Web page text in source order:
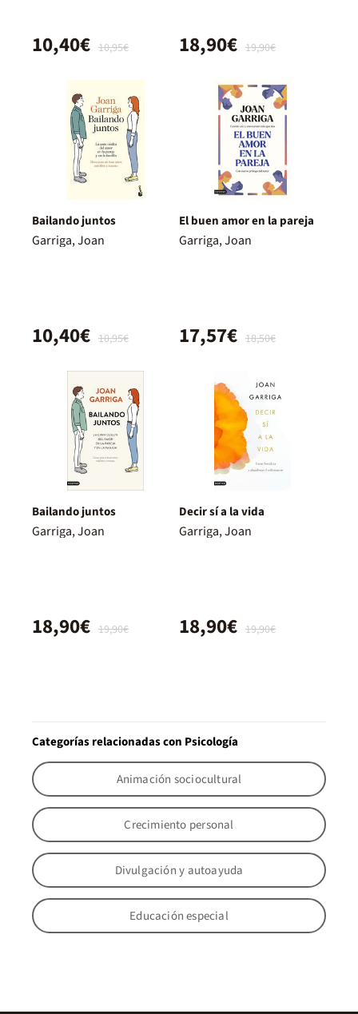
10,95€
10,40€ 19,90€
18,90€
Bailando juntos
Garriga, Joan
10,95€
10,40€
El buen amor en la pareja
Garriga, Joan
18,50€
17,57€
Bailando juntos
Garriga, Joan
19,90€
18,90€
Decir sí a la vida
Garriga, Joan
19,90€
18,90€
Categorías relacionadas con Psicología
Animación sociocultural
Crecimiento personal
Divulgación y autoayuda
Educación especial